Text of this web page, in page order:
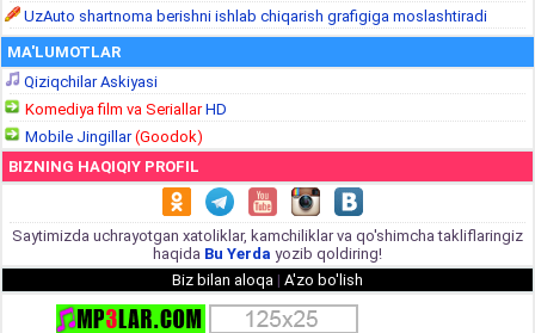
UzAuto shartnoma berishni ishlab chiqarish grafigiga moslashtiradi
MA'LUMOTLAR
Qiziqchilar Askiyasi
Komediya film va SeriallarHD
Mobile Jingillar(Goodok)
BIZNING HAQIQIY PROFIL
Saytimizda uchrayotgan xatoliklar, kamchiliklar va qo'shimcha takliflaringiz
haqida Bu Yerda yozib qoldiring!
Biz bilan aloqa | A'zo bo'lish